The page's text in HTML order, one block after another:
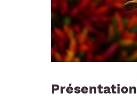
Présentation